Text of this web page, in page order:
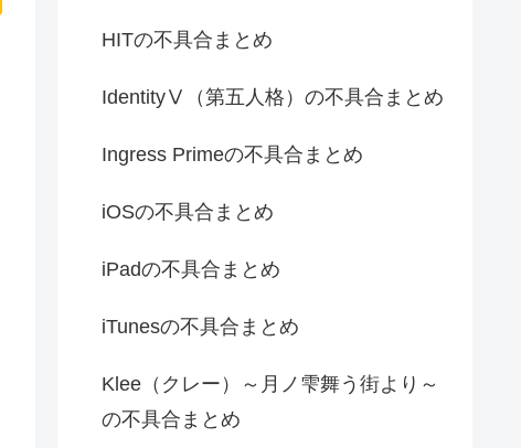
HITの不具合まとめ
IdentityⅤ（第五人格）の不具合まとめ
Ingress Primeの不具合まとめ
iOSの不具合まとめ
iPadの不具合まとめ
iTunesの不具合まとめ
Klee（クレー）～月ノ雫舞う街より～
の不具合まとめ